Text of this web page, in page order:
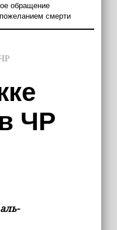
обращение
смерти
ЧР